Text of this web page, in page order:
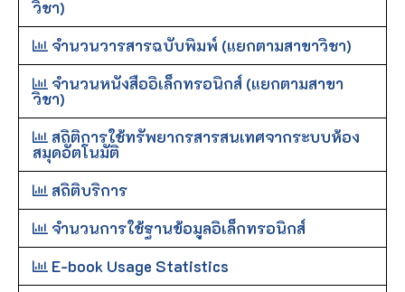
วิชา)
จำนวนวารสารฉบับพิมพ์ (แยกตามสาขาวิชา)
จำนวนหนังสืออิเล็กทรอนิกส์ (แยกตามสาขา
วิชา)
สถิติการใช้ทรัพยากรสารสนเทศจากระบบห้อง
สมุดอัตโนมัติ
สถิติบริการ
จำนวนการใช้ฐานข้อมูลอิเล็กทรอนิกส์
E-book Usage Statistics